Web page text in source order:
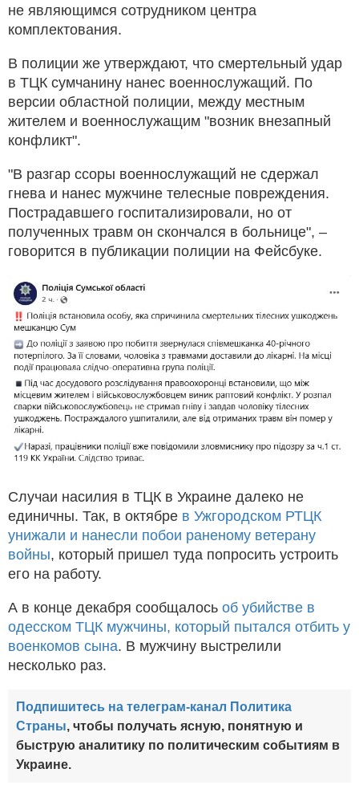
не являющимся сотрудником центра
комплектования.
В полиции же утверждают, что смертельный удар
в ТЦК сумчанину нанес военнослужащий. По
версии областной полиции, между местным
жителем и военнослужащим "возник внезапный
конфликт".
"В разгар ссоры военнослужащий не сдержал
гнева и нанес мужчине телесные повреждения.
Пострадавшего госпитализировали, но от
полученных травм он скончался в больнице", –
говорится в публикации полиции на Фейсбуке.
Случаи насилия в ТЦК в Украине далеко не
единичны. Так, в октябре в Ужгородском РТЦК
унижали и нанесли побои раненому ветерану
войны, который пришел туда попросить устроить
его на работу.
А в конце декабря сообщалось об убийстве в
одесском ТЦК мужчины, который пытался отбить у
военкомов сына. В мужчину выстрелили
несколько раз.
Подпишитесь на телеграм-канал Политика
Страны, чтобы получать ясную, понятную и
быструю аналитику по политическим событиям в
Украине.